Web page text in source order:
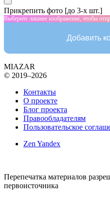
Прикрепить фото [до 3-х шт.]
Выберите лишнее изображение, чтобы
Добавить
MIAZAR
© 2019–2026
Контакты
О проекте
Блог проекта
Правообладателям
Пользовательское
Zen Yandex
Перепечатка материалов
первоисточника